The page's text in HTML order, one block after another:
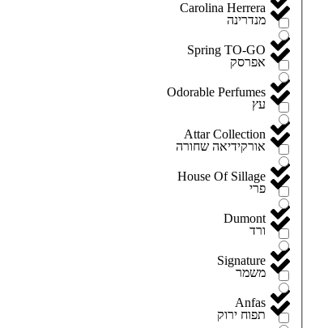
Carolina Herrera
Spring TO-GO
Odorable Perfumes
Attar Collection
House Of Sillage
Dumont
Signature
Anfas
מנדרינה
אפרסק
עץ
אורקידיאה שחורה
פרי
ורד
משמר
תפוח ירוק